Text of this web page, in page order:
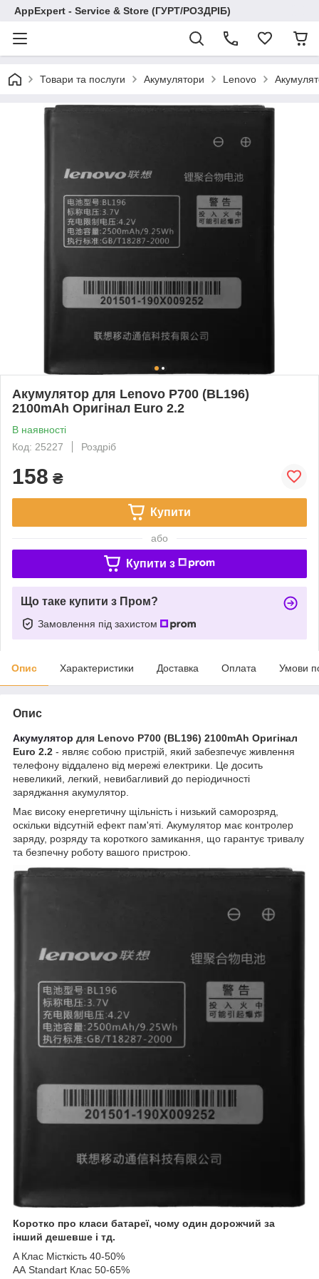
AppExpert - Service & Store (ГУРТ/РОЗДРІБ)
Товари та послуги Акумулятори Lenovo
Акумулятор для Lenovo P700 (BL196)
2100mAh Оригінал Euro 2.2
В наявності
Код: 25227
Роздріб
158 ₴
Купити
або
Купити з
Що таке купити з Пром?
Замовлення під захистом
Опис Характеристики Доставка Оплата Умови
Опис
Акумулятор для Lenovo P700 (BL196) 2100mAh Оригінал
Euro 2.2 - являє собою пристрій, який забезпечує живлення
телефону віддалено від мережі електрики. Це досить
невеликий, легкий, невибагливий до періодичності
заряджання акумулятор.
Має високу енергетичну щільність і низький саморозряд,
оскільки відсутній ефект пам'яті. Акумулятор має контролер
заряду, розряду та короткого замикання, що гарантує тривалу
та безпечну роботу вашого пристрою.
Коротко про класи батареї, чому один дорожчий за
інший дешевше і тд.
A Клас Місткість 40-50%
АА Standart Клас 50-65%